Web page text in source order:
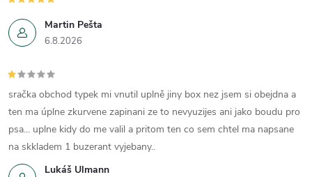
Martin Pešta
6.8.2026
Lukáš Ulmann
sračka obchod typek mi vnutil uplně jiny box nez jsem si obejdna a
ten ma úplne zkurvene zapinani ze to nevyuzijes ani jako boudu pro
psa... uplne kidy do me valil a pritom ten co sem chtel ma napsane
na skkladem 1 buzerant vyjebany..